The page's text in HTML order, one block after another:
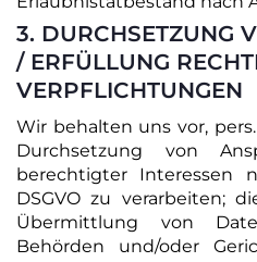
3. DURCHSETZUNG
/ ERFÜLLUNG
VERPFLICHTUNGEN
Wir behalten uns vor,
Durchsetzung von
berechtigter Interessen
DSGVO zu verarbeiten;
Übermittlung von
Behörden und/oder